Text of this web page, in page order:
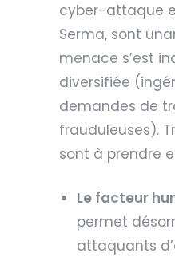
cyber-attaque
Serma, sont
menace s’est
diversifiée
demandes de
frauduleuses).
sont à prendre
Le facteur
permet
attaquants